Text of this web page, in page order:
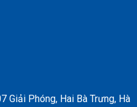
Giải Phóng, Hai Bà Trưng, Hà